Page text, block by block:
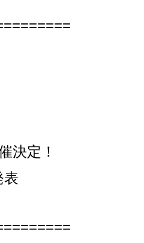
決定！